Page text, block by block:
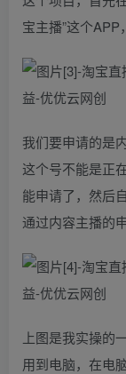
宝主播”这个APP
我们要申请的是
这个号不能是正
能申请了，然后
通过内容主播的申
上图是我实操的
用到电脑，在电